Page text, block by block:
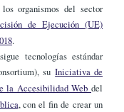
organismos del sector
de Ejecución (UE)
.
tecnologías estándar
suIniciativa de
la Accesibilidad Webdel
, con el fin de crear un